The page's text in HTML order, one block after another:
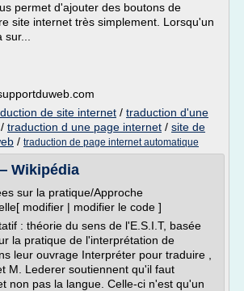
permet d'ajouter des boutons de
site internet très simplement. Lorsqu'un
de site internet / traduction d'une
/ traduction d une page internet / site de
/ traduction de page internet automatique
Wikipédia
sur la pratique/Approche
modifier | modifier le code ]
: théorie du sens de l'E.S.I.T, basée
la pratique de l'interprétation de
leur ouvrage Interpréter pour traduire ,
M. Lederer soutiennent qu'il faut
non pas la langue. Celle-ci n'est qu'un